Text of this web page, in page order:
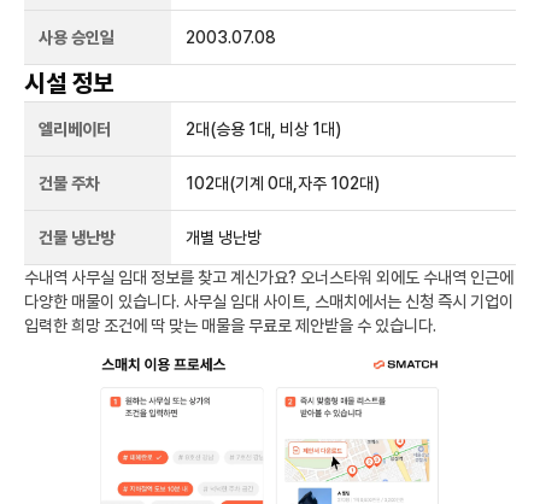
사용 승인일 2003.07.08
시설 정보
엘리베이터 2대(승용 1대, 비상 1대)
건물 주차 102대(기계 0대,자주 102대)
건물 냉난방 개별 냉난방
수내역 사무실 임대 정보를 찾고 계신가요? 오너스타워 외에도 수내역 인근에
다양한 매물이 있습니다. 사무실 임대 사이트, 스매치에서는 신청 즉시 기업이
입력한 희망 조건에 딱 맞는 매물을 무료로 제안받을 수 있습니다.